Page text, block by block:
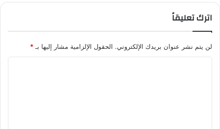
اترك تعليقاً
لن يتم نشر عنوان بريدك الإلكتروني. الحقول الإلزامية مشار إليها بـ *